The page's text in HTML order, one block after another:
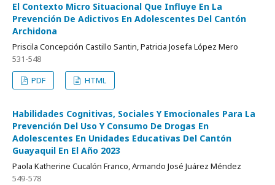
El Contexto Micro Situacional Que Influye En La
Prevención De Adictivos En Adolescentes Del Cantón
Archidona
Priscila Concepción Castillo Santin, Patricia Josefa López Mero
531-548
PDF
HTML
Habilidades Cognitivas, Sociales Y Emocionales Para La
Prevención Del Uso Y Consumo De Drogas En
Adolescentes En Unidades Educativas Del Cantón
Guayaquil En El Año 2023
Paola Katherine Cucalón Franco, Armando José Juárez Méndez
549-578